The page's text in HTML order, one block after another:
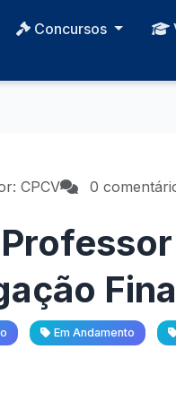
Concursos
CPCV 0
Em Andamento